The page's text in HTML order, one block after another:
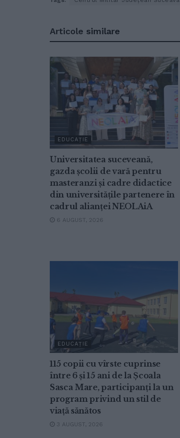
Articole similare
EDUCAȚIE
Universitatea suceveană,
gazda școlii de vară pentru
masteranzi și cadre didactice
din universitățile partenere în
cadrul alianței NEOLAiA
6 AUGUST, 2026
EDUCAȚIE
115 copii cu vîrste cuprinse
între 6 și 15 ani de la Școala
Sasca Mare, participanți la un
program privind un stil de
viață sănătos
3 AUGUST, 2026